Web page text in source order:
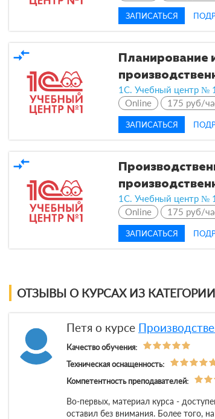
ЗАПИСАТЬСЯ
compare_arrows
Планирование
1С. Учебный центр № 1
Online
175 руб/
ЗАПИСАТЬСЯ
compare_arrows
1С. Учебный центр № 1
Online
175 руб/
ЗАПИСАТЬСЯ
ОТЗЫВЫ О КУРСАХ ИЗ КАТЕГОРИИ
Петя о курсе
Качество обучения:
Техническая оснащенность:
Компетентность преподавателей:
Во-первых, материал курса -
оставил без внимания. Более того,